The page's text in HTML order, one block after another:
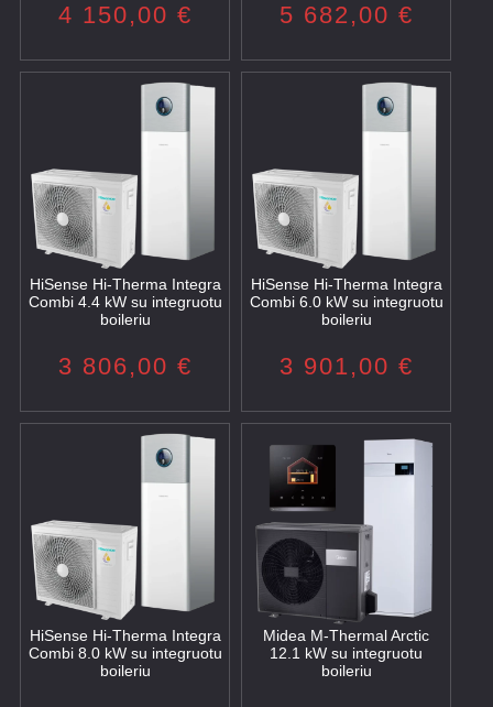
4 150,00 € 5 682,00 €
HiSense Hi-Therma Integra
Combi 4.4 kW su integruotu
boileriu
3 806,00 €
HiSense Hi-Therma Integra
Combi 6.0 kW su integruotu
boileriu
3 901,00 €
HiSense Hi-Therma Integra
Combi 8.0 kW su integruotu
boileriu
Midea M-Thermal Arctic
12.1 kW su integruotu
boileriu